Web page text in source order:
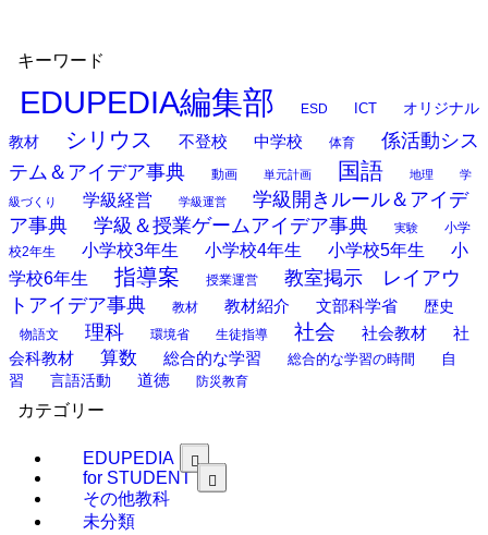
キーワード
EDUPEDIA編集部 ESD ICT
オリジナル
教材
シリウス 不登校 中学校 体育
係活動シス
テム＆アイデア事典
動画 単元計画 国語 地理 学
級づくり 学級経営 学級運営
学級開きルール＆アイデ
ア事典
学級＆授業ゲームアイデア事典 実験
小学
校2年生
小学校3年生 小学校4年生 小学校5年生
小
学校6年生
指導案 授業運営
教室掲示 レイアウ
トアイデア事典
教材 教材紹介 文部科学省 歴史
物語文 理科 環境省 生徒指導 社会 社会教材
社
会科教材
算数 総合的な学習 総合的な学習の時間
自
習
言語活動 道徳 防災教育
カテゴリー
EDUPEDIA
for STUDENT
その他教科
未分類